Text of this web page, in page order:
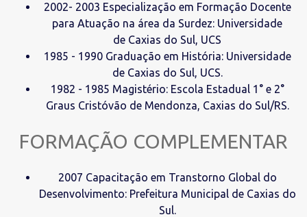
2002- 2003 Especialização em Formação Docente
para Atuação na área da Surdez: Universidade
de Caxias do Sul, UCS
1985 - 1990 Graduação em História: Universidade
de Caxias do Sul, UCS.
1982 - 1985 Magistério: Escola Estadual 1° e 2°
Graus Cristóvão de Mendonza, Caxias do Sul/RS.
FORMAÇÃO COMPLEMENTAR
2007 Capacitação em Transtorno Global do
Desenvolvimento: Prefeitura Municipal de Caxias do
Sul.